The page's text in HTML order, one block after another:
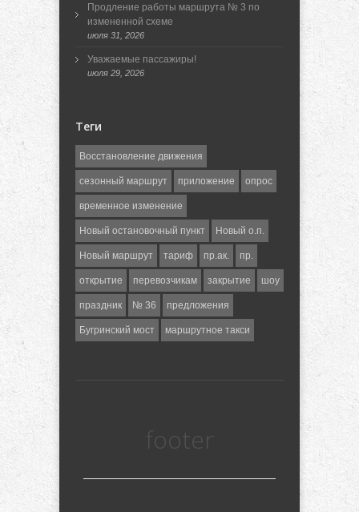
Продление работы маршрута № 3 по
измененной схеме
июля 31, 2026
Уважаемые пассажиры!
июля 29, 2026
Теги
Восстановление движения
сезонный маршрут приложение опрос
временное изменение
Новый остановочный пункт Новый о.п.
Новый маршрут тариф пр.ак. пр.
открытие перевозчикам закрытие шоу
праздник № 36 предложения
Бугринский мост маршрутное такси
footer